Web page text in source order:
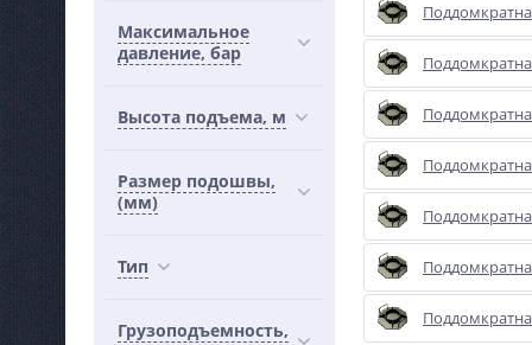
Максимальное
давление, бар
Высота подъема, м
Размер подошвы,
(мм)
Тип
Грузоподъемность,